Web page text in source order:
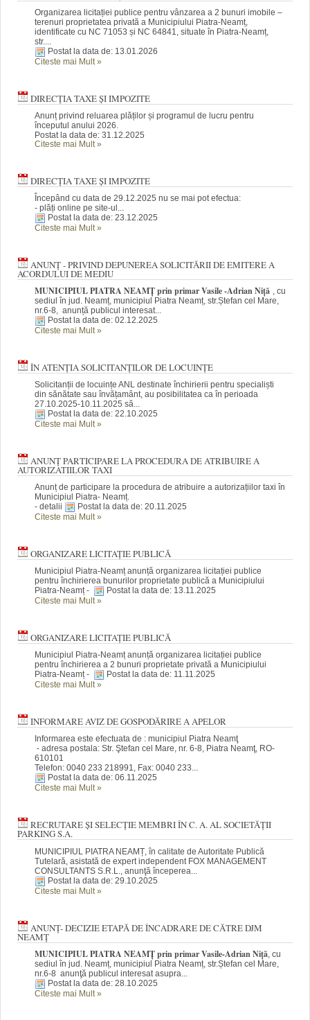
Organizarea licitației publice pentru vânzarea a 2 bunuri imobile –
terenuri proprietatea privată a Municipiului Piatra-Neamț,
identificate cu NC 71053 și NC 64841, situate în Piatra-Neamț,
str....
Postat la data de: 13.01.2026
Citeste mai Mult »
DIRECȚIA TAXE ȘI IMPOZITE
Anunț privind reluarea plăților și programul de lucru pentru
începutul anului 2026.
Postat la data de: 31.12.2025
Citeste mai Mult »
DIRECȚIA TAXE ȘI IMPOZITE
Începând cu data de 29.12.2025 nu se mai pot efectua:
- plăți online pe site-ul...
Postat la data de: 23.12.2025
Citeste mai Mult»
ANUNȚ - PRIVIND DEPUNEREA SOLICITĂRII DE EMITERE A
ACORDULUI DE MEDIU
MUNICIPIUL PIATRA NEAMȚ prin primar Vasile -Adrian Niță , cu
sediul în jud. Neamț, municipiul Piatra Neamț, str.Ștefan cel Mare,
nr.6-8, anunță publicul interesat...
Postat la data de: 02.12.2025
Citeste mai Mult»
ÎN ATENȚIA SOLICITANȚILOR DE LOCUINȚE
Solicitanții de locuințe ANL destinate închirierii pentru specialiști
din sănătate sau învățamânt, au posibilitatea ca în perioada
27.10.2025-10.11.2025 să...
Postat la data de: 22.10.2025
Citeste mai Mult»
ANUNȚ PARTICIPARE LA PROCEDURA DE ATRIBUIRE A
AUTORIZATIILOR TAXI
Anunț de participare la procedura de atribuire a autorizațiilor taxi în
Municipiul Piatra- Neamț.
- detalii
Postat la data de: 20.11.2025
Citeste mai Mult»
ORGANIZARE LICITAȚIE PUBLICĂ
Municipiul Piatra-Neamț anunță organizarea licitației publice
pentru închirierea bunurilor proprietate publică a Municipiului
Piatra-Neamț -
Postat la data de: 13.11.2025
Citeste mai Mult»
ORGANIZARE LICITAȚIE PUBLICĂ
Municipiul Piatra-Neamț anunță organizarea licitației publice
pentru închirierea a 2 bunuri proprietate privată a Municipiului
Piatra-Neamț -
Postat la data de: 11.11.2025
Citeste mai Mult»
INFORMARE AVIZ DE GOSPODĂRIRE A APELOR
Informarea este efectuata de : municipiul Piatra Neamţ
- adresa postala: Str. Ştefan cel Mare, nr. 6-8, Piatra Neamţ, RO-
610101
Telefon: 0040 233 218991, Fax: 0040 233...
Postat la data de: 06.11.2025
Citeste mai Mult»
RECRUTARE ȘI SELECŢIE MEMBRI ÎN C. A. AL SOCIETĂŢII
PARKING S.A.
MUNICIPIUL PIATRA NEAMȚ, în calitate de Autoritate Publică
Tutelară, asistată de expert independent FOX MANAGEMENT
CONSULTANTS S.R.L., anunţă începerea...
Postat la data de: 29.10.2025
Citeste mai Mult »
ANUNȚ- DECIZIE ETAPĂ DE ÎNCADRARE DE CĂTRE DJM
NEAMȚ
MUNICIPIUL PIATRA NEAMȚ prin primar Vasile-Adrian Niță , cu
sediul în jud. Neamț, municipiul Piatra Neamț, str.Ștefan cel Mare,
nr.6-8 anunţă publicul interesat asupra...
Postat la data de: 28.10.2025
Citeste mai Mult »